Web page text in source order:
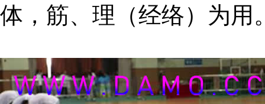
体，筋、理（经络）为用